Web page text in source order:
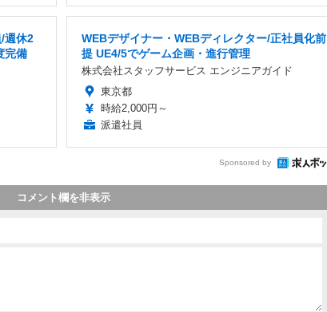
週休2
完備
WEBデザイナー・WEBディレクター/正社員化前
提 UE4/5でゲーム企画・進行管理
株式会社スタッフサービス エンジニアガイド
東京都
時給2,000円～
派遣社員
Sponsored by
コメント欄を非表示